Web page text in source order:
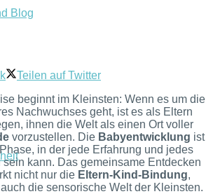
Blog
Teilen auf Twitter
beginnt im Kleinsten: Wenn es um die
Nachwuchses geht, ist es als Eltern
ihnen die Welt als einen Ort voller
vorzustellen. Die Babyentwicklung ist
in der jede Erfahrung und jedes
kann. Das gemeinsame Entdecken
nicht nur die Eltern-Kind-Bindung,
die sensorische Welt der Kleinsten.